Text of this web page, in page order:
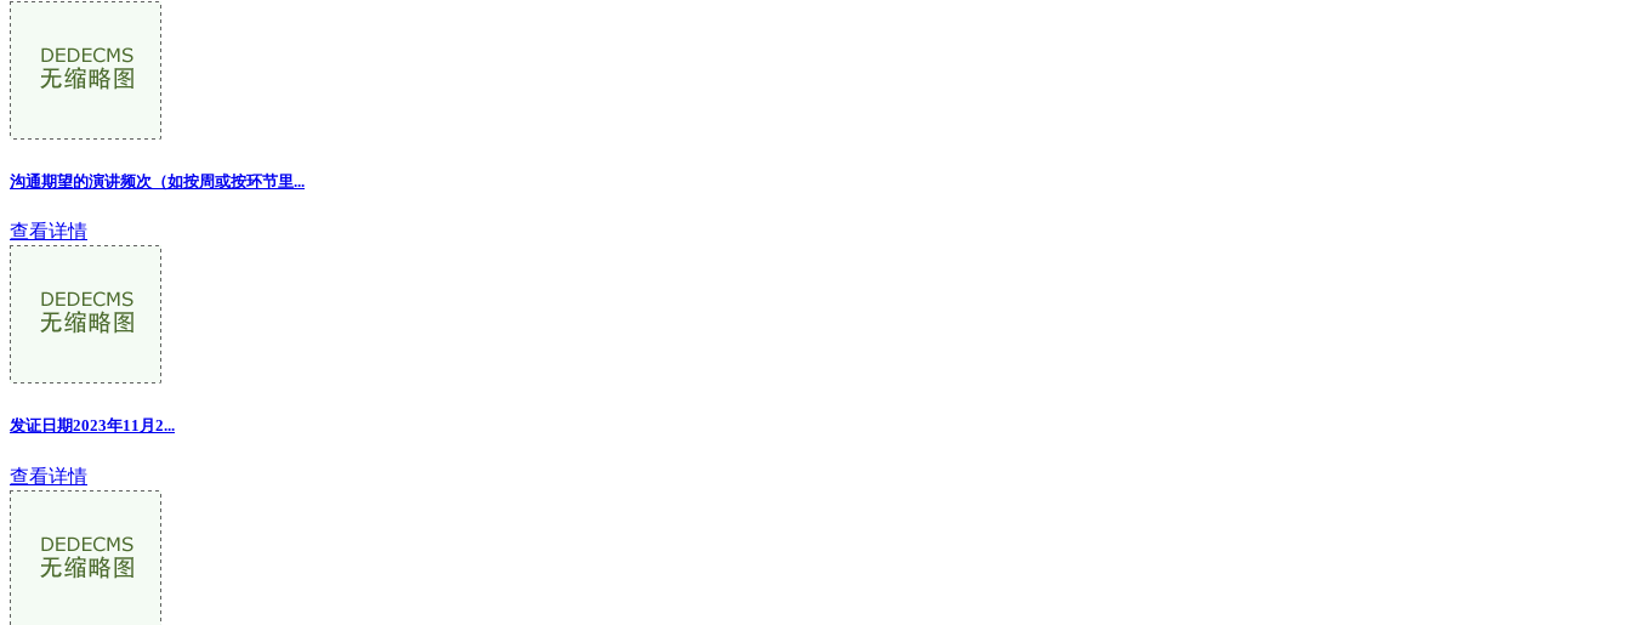
沟通期望的演讲频次（如按周或按环节里...
查看详情
发证日期2023年11月2...
查看详情